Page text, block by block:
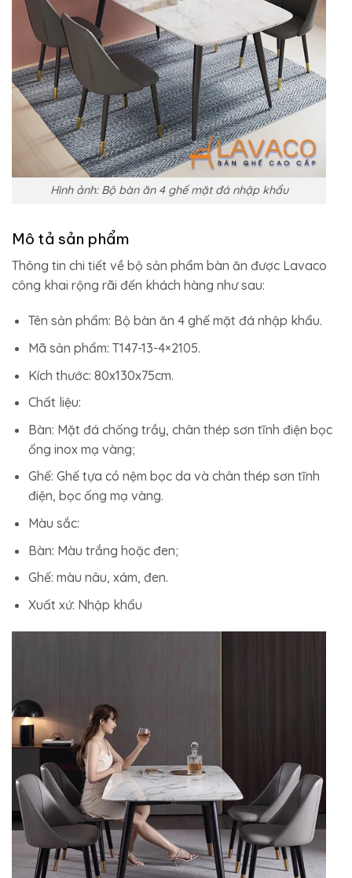
Hình ảnh: Bộ bàn ăn 4 ghế mặt đá nhập khẩu
Mô tả sản phẩm
Thông tin chi tiết về bộ sản phẩm bàn ăn được Lavaco
công khai rộng rãi đến khách hàng như sau:
Tên sản phẩm: Bộ bàn ăn 4 ghế mặt đá nhập khẩu.
Mã sản phẩm: T147-13-4×2105.
Kích thước: 80x130x75cm.
Chất liệu:
Bàn: Mặt đá chống trầy, chân thép sơn tĩnh điện bọc
ống inox mạ vàng;
Ghế: Ghế tựa có nệm bọc da và chân thép sơn tĩnh
điện, bọc ống mạ vàng.
Màu sắc:
Bàn: Màu trắng hoặc đen;
Ghế: màu nâu, xám, đen.
Xuất xứ: Nhập khẩu